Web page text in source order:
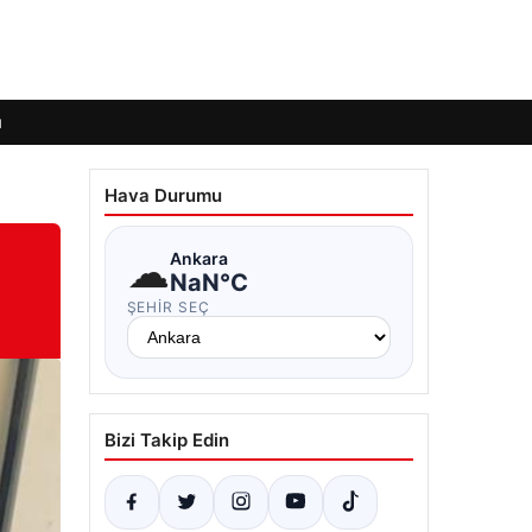
Hava Durumu
☁Ankara
NaN°C
ŞEHIR SEÇ
Bizi Takip Edin